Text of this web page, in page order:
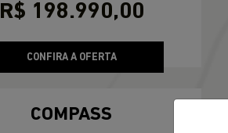
R$ 198.990,00
CONFIRA A OFERTA
COMPASS